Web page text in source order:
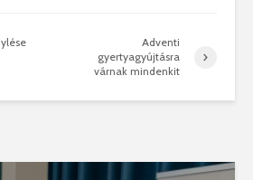
Adventi
gyertyagyújtásra
várnak mindenkit